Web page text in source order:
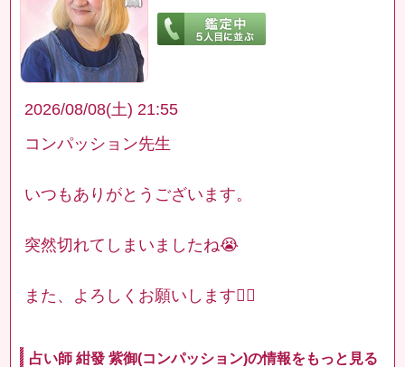
2026/08/08(土) 21:55
コンパッション先生
いつもありがとうございます。
突然切れてしまいましたね😭
また、よろしくお願いします🙇‍♀️
占い師 紺發 紫御(コンパッション)の情報をもっと見る